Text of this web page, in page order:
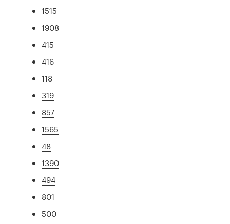
1515
1908
415
416
118
319
857
1565
48
1390
494
801
500